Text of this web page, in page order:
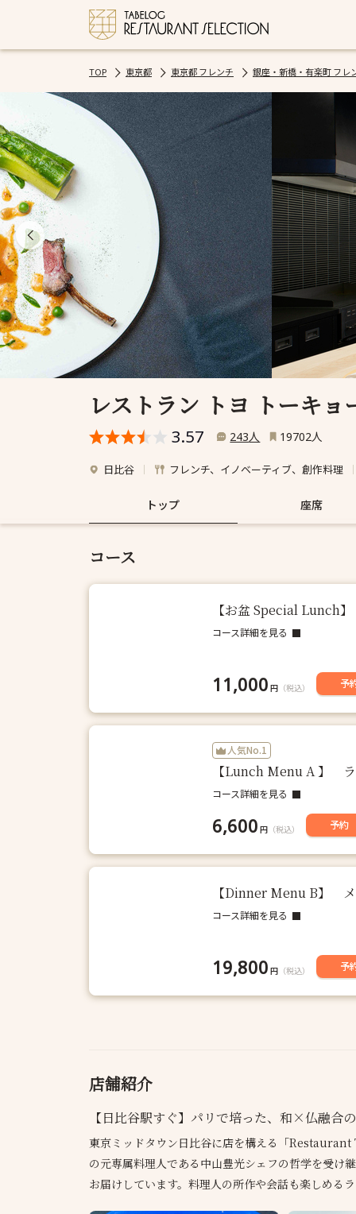
TOP 東京都 東京都 フレンチ 銀座・新橋・有楽町 フレ
レストラン トヨ トーキョ
3.57 243人 19702人
日比谷 フレンチ、イノベーティブ、創作料理
トップ 座席
コース
【お盆 Special Lunch
コース詳細を見る
11,000 円 （税込） 予
人気No.1
【Lunch Menu A 】
コース詳細を見る
6,600 円 （税込） 予約
【Dinner Menu B】 メ
コース詳細を見る
19,800 円 （税込） 予
店舗紹介
【日比谷駅すぐ】パリで培った、和×仏融合
東京ミッドタウン日比谷に店を構える「
の元専属料理人である中山豊光シェフの哲学を受け
お届けしています。料理人の所作や会話も楽しめる